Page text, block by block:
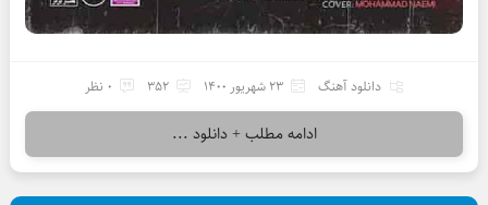
دانلود آهنگ 23 شهریور 1400 352 0 نظر
ادامه مطلب + دانلود ...